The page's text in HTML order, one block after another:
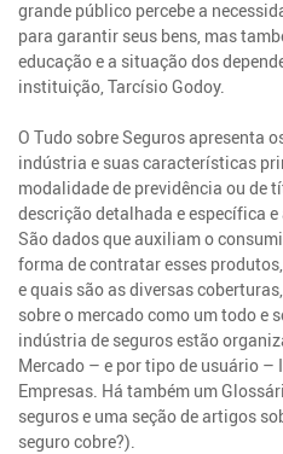
grande público percebe a
para garantir seus bens, mas
educação e a situação dos
instituição, Tarcísio Godoy.
O Tudo sobre Seguros apresenta
indústria e suas características
modalidade de previdência ou de
descrição detalhada e específica
São dados que auxiliam o
forma de contratar esses
e quais são as diversas
sobre o mercado como um todo e
indústria de seguros estão
Mercado – e por tipo de usuário
Empresas. Há também um
seguros e uma seção de artigos
seguro cobre?).